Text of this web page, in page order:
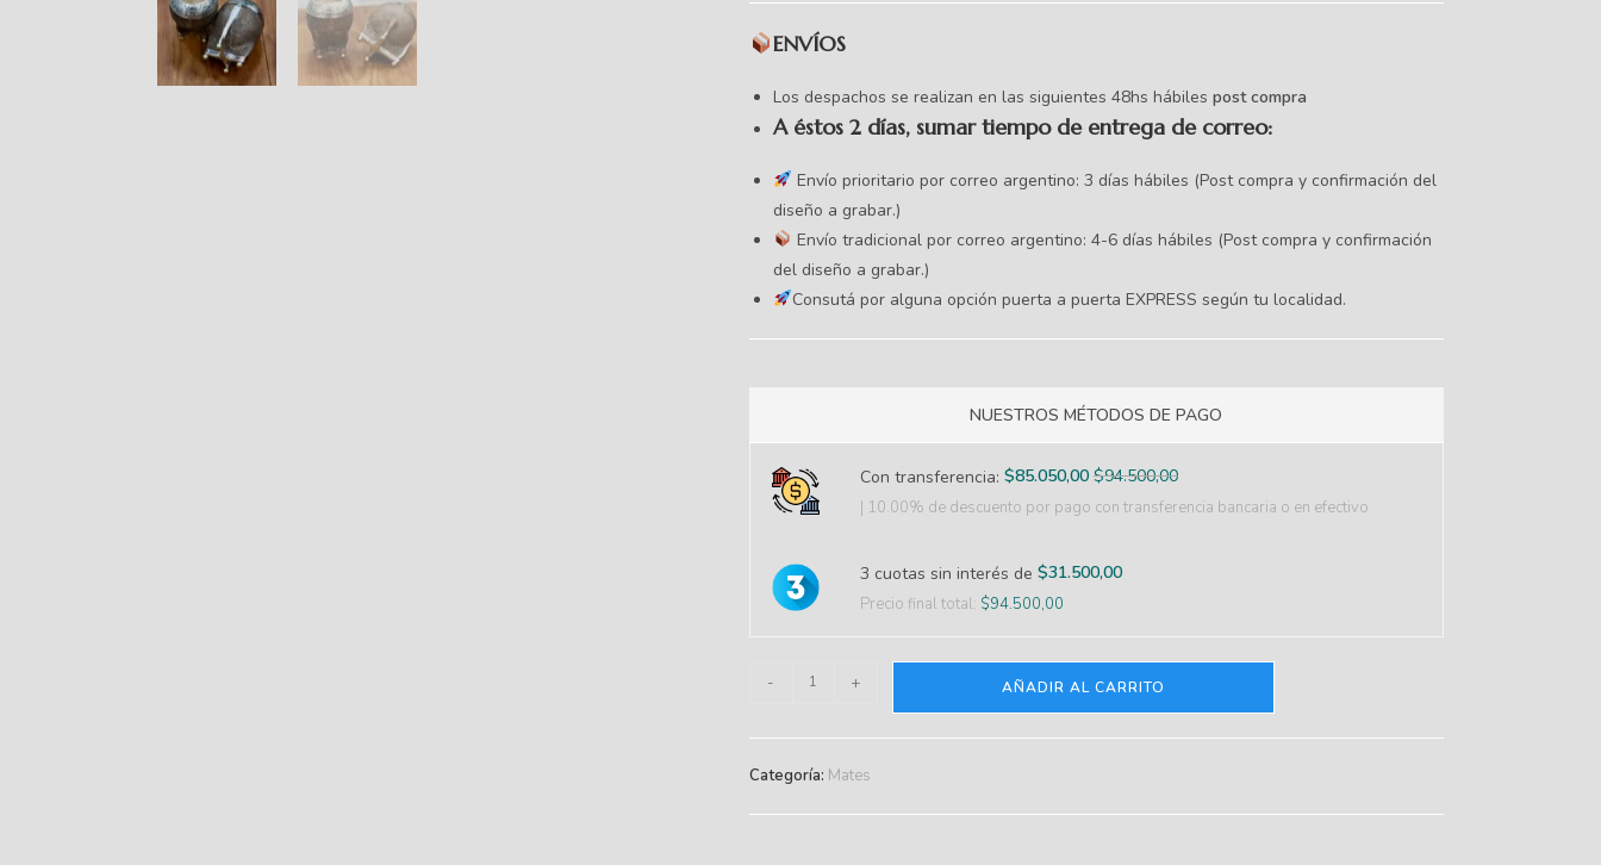
ENVÍOS
Los despachos se realizan en las siguientes 48hs hábiles post compra
A éstos 2 días, sumar tiempo de entrega de correo:
Envío prioritario por correo argentino: 3 días hábiles (Post compra y confirmación del
diseño a grabar.)
Envío tradicional por correo argentino: 4-6 días hábiles (Post compra y confirmación
del diseño a grabar.)
Consutá por alguna opción puerta a puerta EXPRESS según tu localidad.
NUESTROS MÉTODOS DE PAGO
Con transferencia: $85.050,00 $94.500,00
| 10.00% de descuento por pago con transferencia bancaria o en efectivo
3 cuotas sin interés de $31.500,00
Precio final total: $94.500,00
- + AÑADIR AL CARRITO
Categoría: Mates